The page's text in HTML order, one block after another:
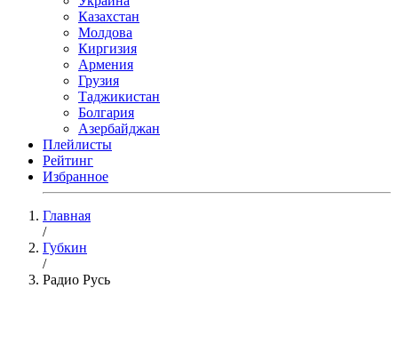
Казахстан
Молдова
Киргизия
Армения
Грузия
Таджикистан
Болгария
Азербайджан
Плейлисты
Рейтинг
Избранное
Главная
/
Губкин
/
Радио Русь